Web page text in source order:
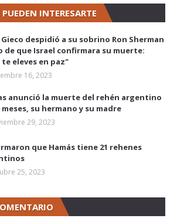
INTERESARTE
Gieco despidió a su sobrino Ron Sherman
de que Israel confirmara su muerte:
te eleves en paz"
16, 2023
anunció la muerte del rehén argentino
meses, su hermano y su madre
29, 2023
que Hamás tiene 21 rehenes
25, 2023